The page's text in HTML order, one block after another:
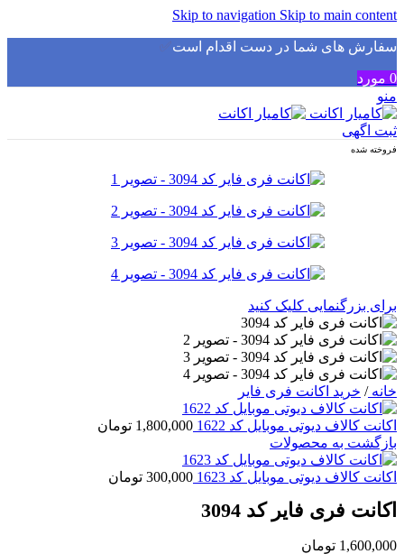
Skip to navigation Skip to main content
سفارش های شما در دست اقدام است✅
0 مورد
منو
ثبت اگهی
فروخته شده
برای بزرگنمایی کلیک کنید
خانه/ خرید اکانت فری فایر
اکانت کالاف دیوتی موبایل کد 1622 1,800,000 تومان
بازگشت به محصولات
اکانت کالاف دیوتی موبایل کد 1623 300,000 تومان
اکانت فری فایر کد 3094
1,600,000 تومان